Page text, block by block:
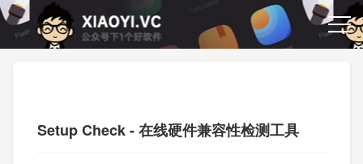
Setup Check - 在线硬件兼容性检测工具